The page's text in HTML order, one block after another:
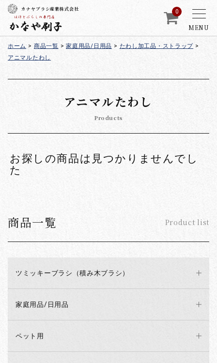
MENU
カナヤブラシ産業株式会社 0
ホーム > 商品一覧 > 家庭用品/日用品 > たわし加工品・ストラップ >
アニマルたわし
商品一覧 Product list
ツミッキーブラシ（積み木ブラシ）
家庭用品/日用品
ペット用
アニマルたわし
Products
お探しの商品は見つかりませんでし
た